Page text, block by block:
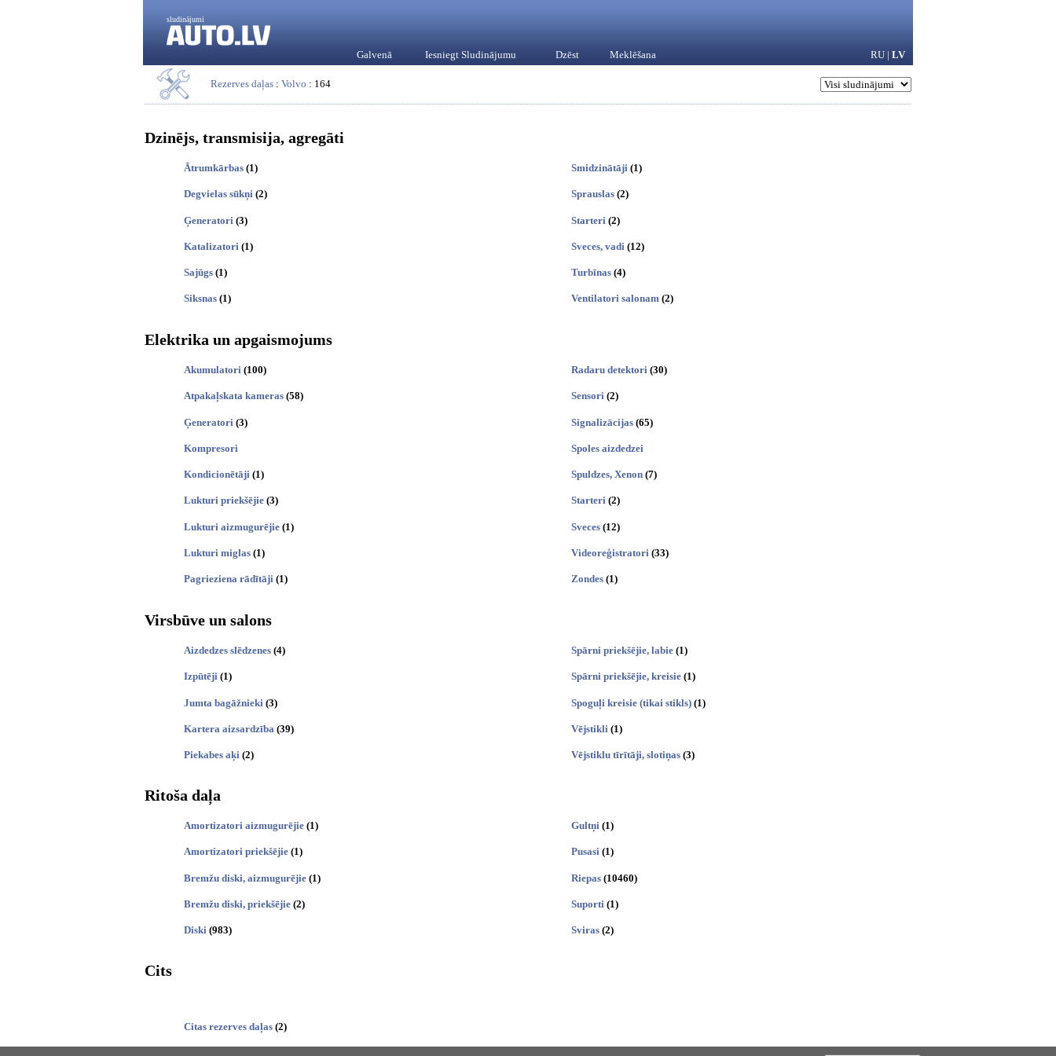
sludinājumi
Galvenā Iesniegt Sludinājumu Dzēst Meklēšana RU | LV
Rezerves daļas : Volvo : 164
Dzinējs, transmisija, agregāti
Ātrumkārbas (1)
Degvielas sūkņi (2)
Ģeneratori (3)
Katalizatori (1)
Sajūgs (1)
Siksnas (1)
Smidzinātāji (1)
Sprauslas (2)
Starteri (2)
Sveces, vadi (12)
Turbīnas (4)
Ventilatori salonam (2)
Elektrika un apgaismojums
Akumulatori (100)
Atpakaļskata kameras (58)
Ģeneratori (3)
Kompresori
Kondicionētāji (1)
Lukturi priekšējie (3)
Lukturi aizmugurējie (1)
Lukturi miglas (1)
Pagrieziena rādītāji (1)
Radaru detektori (30)
Sensori (2)
Signalizācijas (65)
Spoles aizdedzei
Spuldzes, Xenon (7)
Starteri (2)
Sveces (12)
Videoreģistratori (33)
Zondes (1)
Virsbūve un salons
Aizdedzes slēdzenes (4)
Izpūtēji (1)
Jumta bagāžnieki (3)
Kartera aizsardzība (39)
Piekabes aķi (2)
Spārni priekšējie, labie (1)
Spārni priekšējie, kreisie (1)
Spoguļi kreisie (tikai stikls) (1)
Vējstikli (1)
Vējstiklu tīrītāji, slotiņas (3)
Ritoša daļa
Amortizatori aizmugurējie (1)
Amortizatori priekšējie (1)
Bremžu diski, aizmugurējie (1)
Bremžu diski, priekšējie (2)
Diski (983)
Gultņi (1)
Pusasi (1)
Riepas (10460)
Suporti (1)
Sviras (2)
Cits
Citas rezerves daļas (2)